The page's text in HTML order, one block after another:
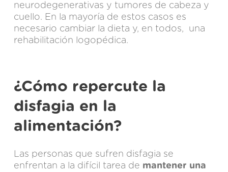
neurodegenerativas y tumores de cabeza y
cuello. En la mayoría de estos casos es
necesario cambiar la dieta y, en todos, una
rehabilitación logopédica.
¿Cómo repercute la
disfagia en la
alimentación?
Las personas que sufren disfagia se
enfrentan a la difícil tarea de mantener una